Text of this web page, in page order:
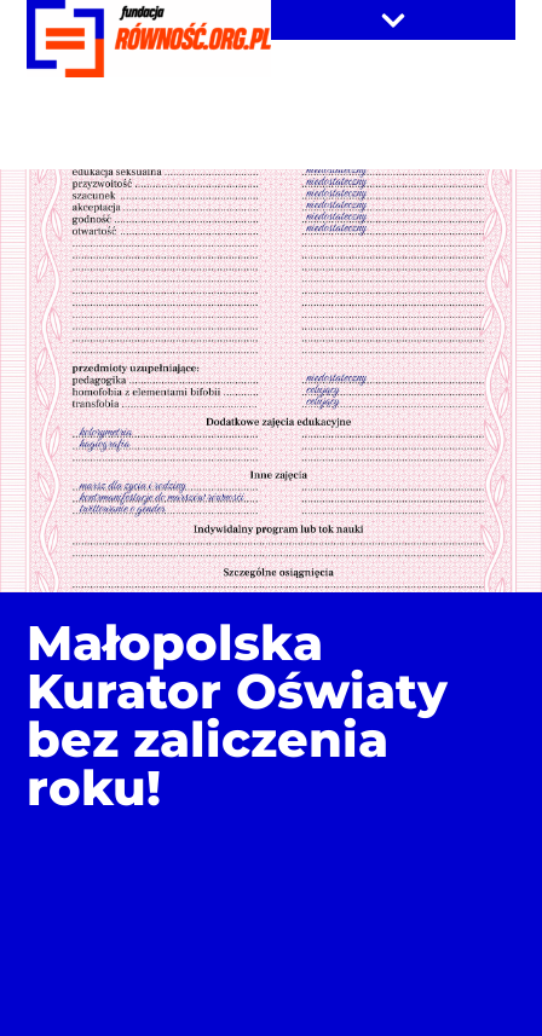
Małopolska
Kurator Oświaty
bez zaliczenia
roku!